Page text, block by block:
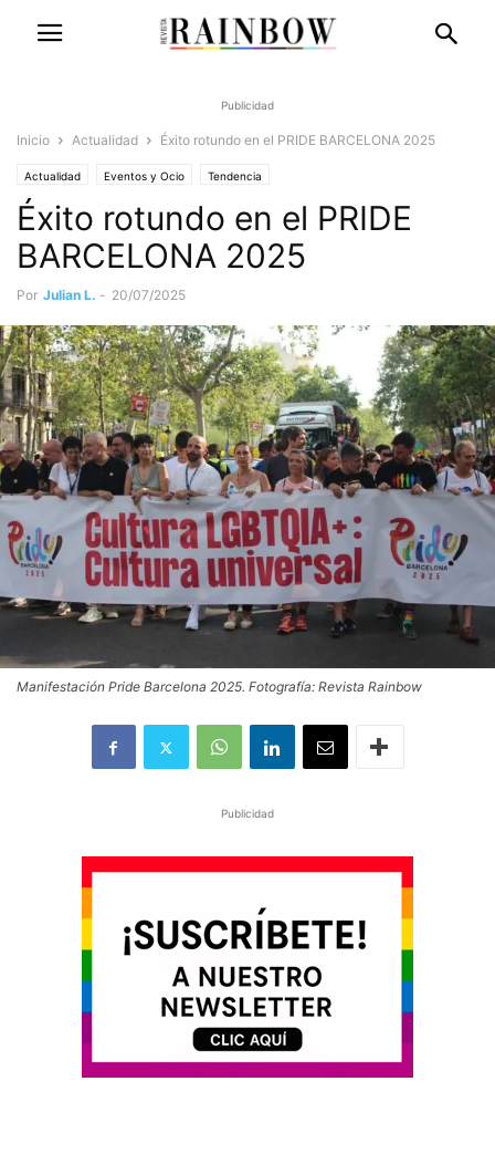
Publicidad
Inicio Actualidad Éxito rotundo en el PRIDE BARCELONA 2025
Actualidad Eventos y Ocio Tendencia
Éxito rotundo en el PRIDE
BARCELONA 2025
Por Julian L. - 20/07/2025
Manifestación Pride Barcelona 2025. Fotografía: Revista Rainbow
Publicidad